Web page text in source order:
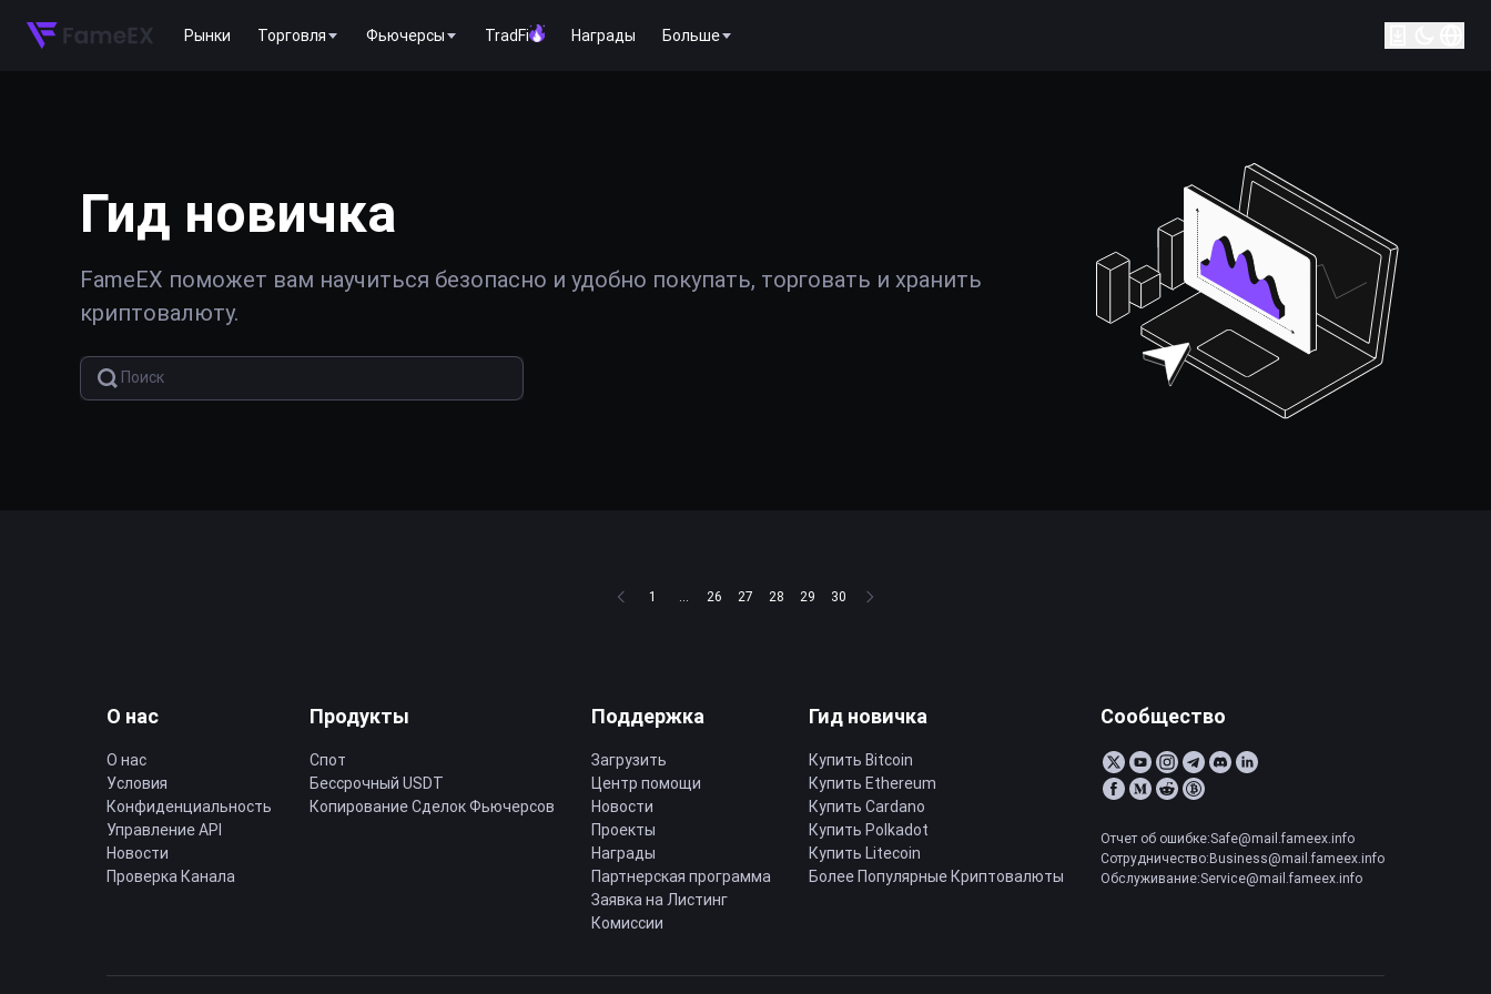
Рынки Торговля Фьючерсы TradFi Награды Больше
Гид новичка
FameEX поможет вам научиться безопасно и удобно покупать, торговать и хранить
криптовалюту.
1 ... 26 27 28 29 30
О нас
О нас
Условия
Конфиденциальность
Управление API
Новости
Проверка Канала
Продукты
Спот
Бессрочный USDT
Копирование Cделок Фьючерсов
Поддержка
Загрузить
Центр помощи
Новости
Проекты
Награды
Партнерская программа
Заявка на Листинг
Комиссии
Гид новичка
Купить Bitcoin
Купить Ethereum
Купить Cardano
Купить Polkadot
Купить Litecoin
Более Популярные Криптовалюты
Сообщество
Отчет об ошибке:Safe@mail.fameex.info
Сотрудничество:Business@mail.fameex.info
Обслуживание:Service@mail.fameex.info